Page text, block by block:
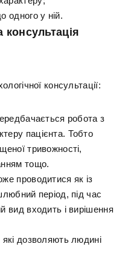
одного у ній.
консультації:
робота з
пацієнта. Тобто
тривожності,
тощо.
проводитися як із
період, під час
вид входить і вирішення
дозволяють людині